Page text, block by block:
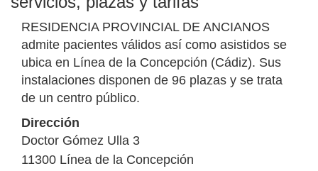
RESIDENCIA PROVINCIAL DE ANCIANOS
admite pacientes válidos así como asistidos se
ubica en Línea de la Concepción (Cádiz). Sus
instalaciones disponen de 96 plazas y se trata
de un centro público.
Dirección
Doctor Gómez Ulla 3
11300 Línea de la Concepción